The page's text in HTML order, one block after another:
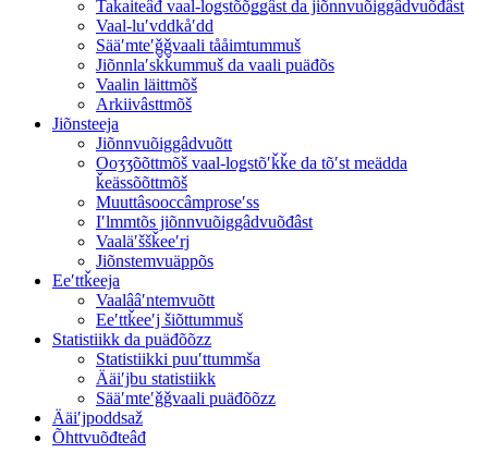
Takaiteâđ vaal-loǥstõõǥǥâst da jiõnnvuõiggâdvuõđâst
Vaal-luʹvddkåʹdd
Sääʹmteʹǧǧvaali tååimtummuš
Jiõnnlaʹsǩǩummuš da vaali puäđõs
Vaalin läittmõš
Arkiivâsttmõš
Jiõnsteeja
Jiõnnvuõiggâdvuõtt
Ooʒʒõõttmõš vaal-loǥstõʹǩǩe da tõʹst meädda
ǩeässõõttmõš
Muuttâsooccâmproseʹss
Iʹlmmtõs jiõnnvuõiggâdvuõđâst
Vaaläʹššǩeeʹrj
Jiõnstemvuäppõs
Eeʹttǩeeja
Vaalââʹntemvuõtt
Eeʹttǩeeʹj šiõttummuš
Statistiikk da puäđõõzz
Statistiikki puuʹttummša
Ääiʹjbu statistiikk
Sääʹmteʹǧǧvaali puäđõõzz
Ääiʹjpoddsaž
Õhttvuõđteâđ